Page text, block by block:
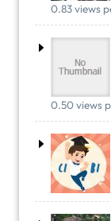
0.83 views
0.50 views